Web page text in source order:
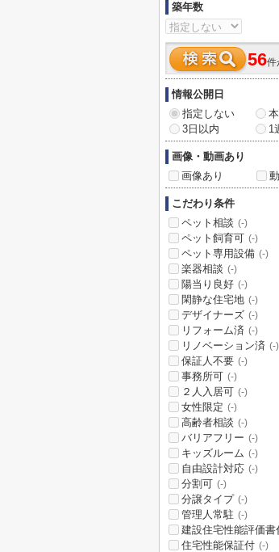
築年数
56件
情報公開日
指定しない
3日以内
1
画像・動画あり
画像あり
こだわり条件
ペット相談 (-)
ペット飼育可 (-)
ペット専用設備 (-)
楽器相談 (-)
陽当り良好 (-)
閑静な住宅地 (-)
デザイナーズ (-)
リフォーム済 (-)
リノベーション済 (-)
保証人不要 (-)
事務所可 (-)
２人入居可 (-)
女性限定 (-)
高齢者相談 (-)
バリアフリー (-)
キッズルーム (-)
自由設計対応 (-)
分割可 (-)
分譲タイプ (-)
管理人常駐 (-)
建設住宅性能評価書
住宅性能保証付 (-)